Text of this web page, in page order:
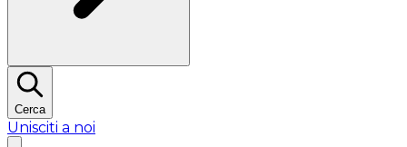
Cerca
Unisciti a noi